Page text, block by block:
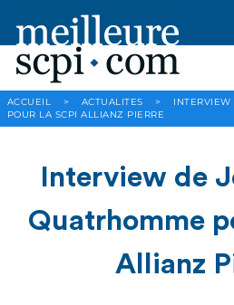
ACCUEIL > ACTUALITES >
POUR LA SCPI ALLIANZ PIERRE
Interview de
Quatrhomme
Allianz